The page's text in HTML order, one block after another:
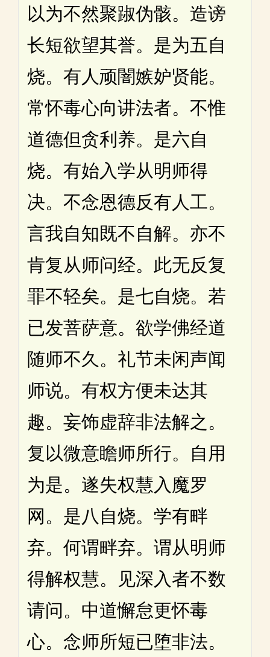
以为不然聚踧伪骸。造谤
长短欲望其誉。是为五自
烧。有人顽闇嫉妒贤能。
常怀毒心向讲法者。不惟
道德但贪利养。是六自
烧。有始入学从明师得
决。不念恩德反有人工。
言我自知既不自解。亦不
肯复从师问经。此无反复
罪不轻矣。是七自烧。若
已发菩萨意。欲学佛经道
随师不久。礼节未闲声闻
师说。有权方便未达其
趣。妄饰虚辞非法解之。
复以微意瞻师所行。自用
为是。遂失权慧入魔罗
网。是八自烧。学有畔
弃。何谓畔弃。谓从明师
得解权慧。见深入者不数
请问。中道懈怠更怀毒
心。念师所短已堕非法。